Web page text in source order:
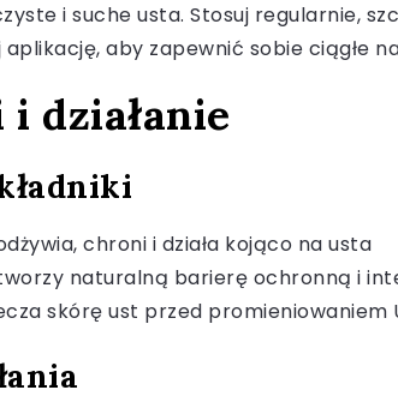
i suche usta. Stosuj regularnie,
aby zapewnić sobie ciągłe
i działanie
chroni i działa kojąco na usta
naturalną barierę ochronną i
skórę ust przed promieniowaniem